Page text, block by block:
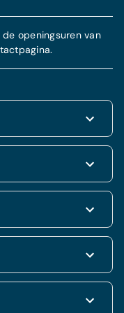
openingsuren van